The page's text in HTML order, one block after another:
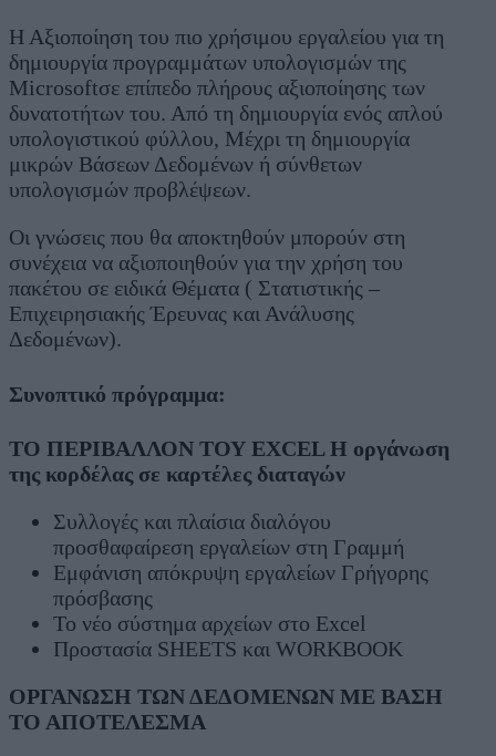
Η Αξιοποίηση του πιο χρήσιμου εργαλείου για τη
δημιουργία προγραμμάτων υπολογισμών της
Microsoftσε επίπεδο πλήρους αξιοποίησης των
δυνατοτήτων του. Από τη δημιουργία ενός απλού
υπολογιστικού φύλλου, Μέχρι τη δημιουργία
μικρών Βάσεων Δεδομένων ή σύνθετων
υπολογισμών προβλέψεων.
Οι γνώσεις που θα αποκτηθούν μπορούν στη
συνέχεια να αξιοποιηθούν για την χρήση του
πακέτου σε ειδικά Θέματα ( Στατιστικής –
Επιχειρησιακής Έρευνας και Ανάλυσης
Δεδομένων).
Συνοπτικό πρόγραμμα:
ΤΟ ΠΕΡΙΒΑΛΛΟΝ ΤΟΥ EXCEL Η οργάνωση
της κορδέλας σε καρτέλες διαταγών
Συλλογές και πλαίσια διαλόγου
προσθαφαίρεση εργαλείων στη Γραμμή
Εμφάνιση απόκρυψη εργαλείων Γρήγορης
πρόσβασης
Το νέο σύστημα αρχείων στο Excel
Προστασία SHEETS και WORKBOOK
ΟΡΓΑΝΩΣΗ ΤΩΝ ΔΕΔΟΜΕΝΩΝ ΜΕ ΒΑΣΗ
ΤΟ ΑΠΟΤΕΛΕΣΜΑ